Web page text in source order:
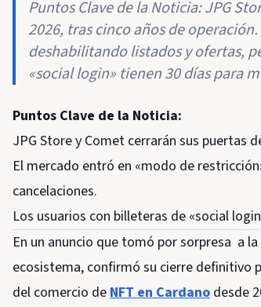
Puntos Clave de la Noticia: JPG
2026, tras cinco años de
deshabilitando listados y ofertas,
«social login» tienen 30 días para
Puntos Clave de la Noticia:
JPG Store y Comet cerrarán sus puertas
El mercado entró en «modo de
cancelaciones.
Los usuarios con billeteras de «social
En un anuncio que tomó por sorpresa a
ecosistema, confirmó su cierre definitivo
del comercio deNFT en Cardano desde